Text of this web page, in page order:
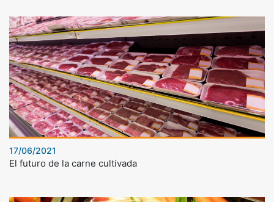
17/06/2021
El futuro de la carne cultivada